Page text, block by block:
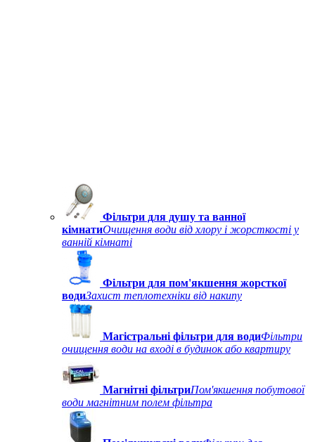
Фільтри для душу та ванної
кімнатиОчищення води від хлору і жорсткості у
ванній кімнаті
Фільтри для пом'якшення жорсткої
водиЗахист теплотехніки від накипу
Магістральні фільтри для водиФільтри
очищення води на вході в будинок або квартиру
Магнітні фільтриПом'якшення побутової
води магнітним полем фільтра